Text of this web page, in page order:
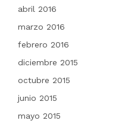
abril 2016
marzo 2016
febrero 2016
diciembre 2015
octubre 2015
junio 2015
mayo 2015